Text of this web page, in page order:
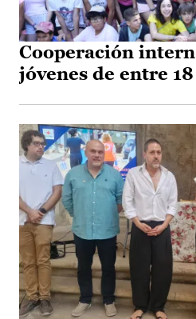
Cooperación
jóvenes de entre